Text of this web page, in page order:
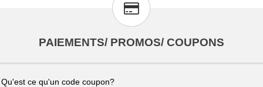
PAIEMENTS/ PROMOS/ COUPONS
Qu'est ce qu'un code coupon?